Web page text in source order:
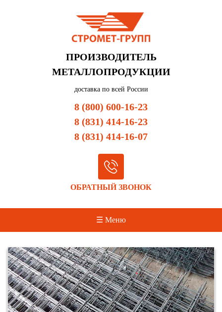
ПРОИЗВОДИТЕЛЬ
МЕТАЛЛОПРОДУКЦИИ
доставка по всей России
8 (800) 600-16-23
8 (831) 414-16-23
8 (831) 414-16-07
ОБРАТНЫЙ ЗВОНОК
☰ Меню